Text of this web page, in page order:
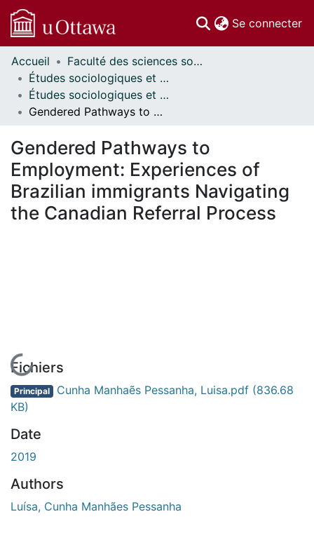
Se connecter
Communautés
et collections
Parcourir
Statistiques
À propos
Accueil
Faculté des sciences sociales // Faculty of Social Sciences
Études sociologiques et anthropologiques // Sociological and Anthropological Studies
Études sociologiques et anthropologiques - Mémoires // Sociological and Anthropological Studies - Research Papers
Gendered Pathways to Employment: Experiences of Brazilian immigrants Navigating the Canadian Referral Process
Gendered Pathways to
Employment: Experiences of
Brazilian immigrants Navigating
the Canadian Referral Process
En cours de chargement...
Fichiers
Principal Cunha Manhaẽs Pessanha, Luisa.pdf (836.68
KB)
Date
2019
Authors
Luísa, Cunha Manhães Pessanha